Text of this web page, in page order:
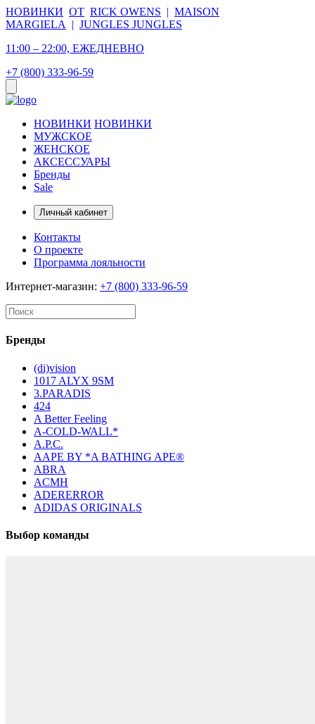
НОВИНКИ ОТ RICK OWENS | MAISON
MARGIELA
| JUNGLES JUNGLES
11:00 – 22:00, ЕЖЕДНЕВНО
+7 (800) 333-96-59
НОВИНКИ НОВИНКИ
МУЖСКОЕ
ЖЕНСКОЕ
АКСЕССУАРЫ
Бренды
Sale
Личный кабинет
Контакты
О проекте
Программа лояльности
Интернет-магазин: +7 (800) 333-96-59
Бренды
(di)vision
1017 ALYX 9SM
3.PARADIS
424
A Better Feeling
A-COLD-WALL*
A.P.C.
AAPE BY *A BATHING APE®
ABRA
ACMH
ADERERROR
ADIDAS ORIGINALS
Выбор команды